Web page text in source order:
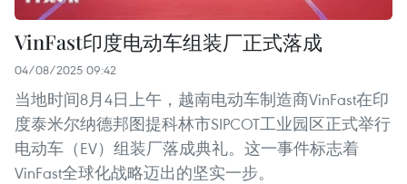
VinFast印度电动车组装厂正式落成
04/08/2025 09:42
当地时间8月4日上午，越南电动车制造商VinFast在印
度泰米尔纳德邦图提科林市SIPCOT工业园区正式举行
电动车（EV）组装厂落成典礼。这一事件标志着
VinFast全球化战略迈出的坚实一步。